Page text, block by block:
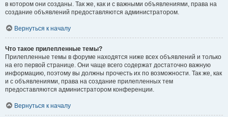
в котором они созданы. Так же, как и с важными объявлениями, права на
создание объявлений предоставляются администратором.
Вернуться к началу
Что такое прилепленные темы?
Прилепленные темы в форуме находятся ниже всех объявлений и только
на его первой странице. Они чаще всего содержат достаточно важную
информацию, поэтому вы должны прочесть их по возможности. Так же, как
и с объявлениями, права на создание прилепленных тем
предоставляются администратором конференции.
Вернуться к началу